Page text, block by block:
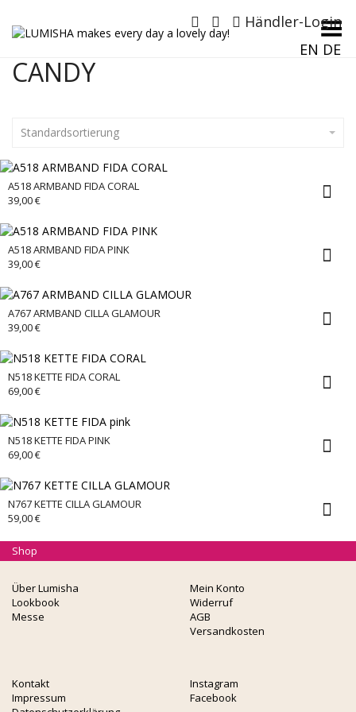
Händler-Login
EN DE
Menü umschalten
CANDY
Standardsortierung
A518 ARMBAND FIDA CORAL
39,00€
A518 ARMBAND FIDA PINK
39,00€
A767 ARMBAND CILLA GLAMOUR
39,00€
N518 KETTE FIDA CORAL
69,00€
N518 KETTE FIDA PINK
69,00€
N767 KETTE CILLA GLAMOUR
59,00€
Über Lumisha
Lookbook
Messe
Mein Konto
Widerruf
AGB
Versandkosten
Kontakt
Impressum
Instagram
Facebook
Shop